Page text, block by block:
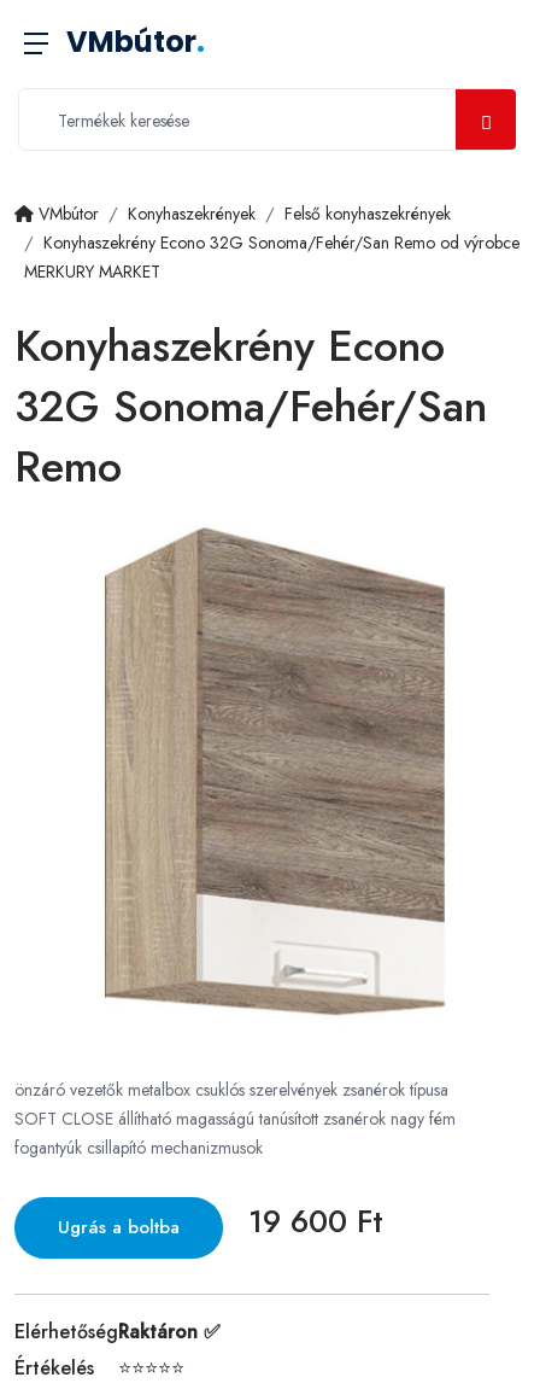
VMbútor.
VMbútor Konyhaszekrények
Felső konyhaszekrények
Konyhaszekrény Econo 32G Sonoma/Fehér/San Remo od výrobce
MERKURY MARKET
Konyhaszekrény Econo
32G Sonoma/Fehér/San
Remo
önzáró vezetők metalbox csuklós szerelvények zsanérok típusa
SOFT CLOSE állítható magasságú tanúsított zsanérok nagy fém
fogantyúk csillapító mechanizmusok
Ugrás a boltba 19 600 Ft
ElérhetőségRaktáron ✅
Értékelés
⭐⭐⭐⭐⭐